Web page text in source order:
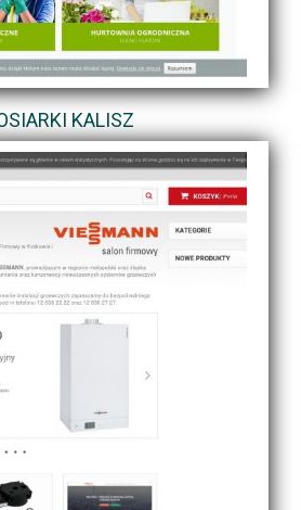
KALISZ